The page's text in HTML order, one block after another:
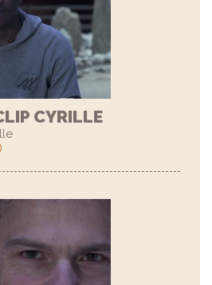
CYRILLE